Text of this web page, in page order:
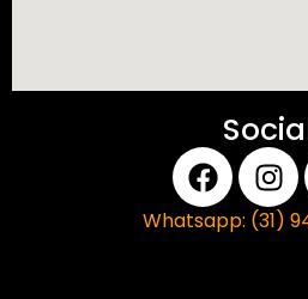
Whatsapp: (31)